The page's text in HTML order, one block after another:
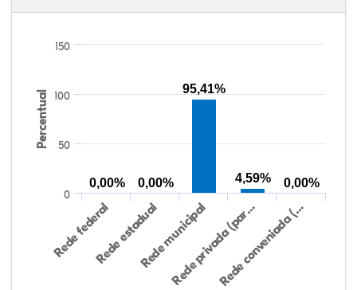
Percentual
Rede federalRede estadualRede municipal
Rede privada (par…Rede conveniada (…
0
50
100
150
0,00% 0,00%
95,41%
4,59% 0,00%